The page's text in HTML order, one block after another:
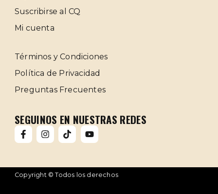
Suscribirse al CQ
Mi cuenta
Términos y Condiciones
Política de Privacidad
Preguntas Frecuentes
SEGUINOS EN NUESTRAS REDES
Copyright © Todos los derechos